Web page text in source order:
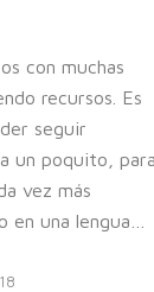
con muchas
recursos. Es
seguir
un poquito, para
vez más
en una lengua…